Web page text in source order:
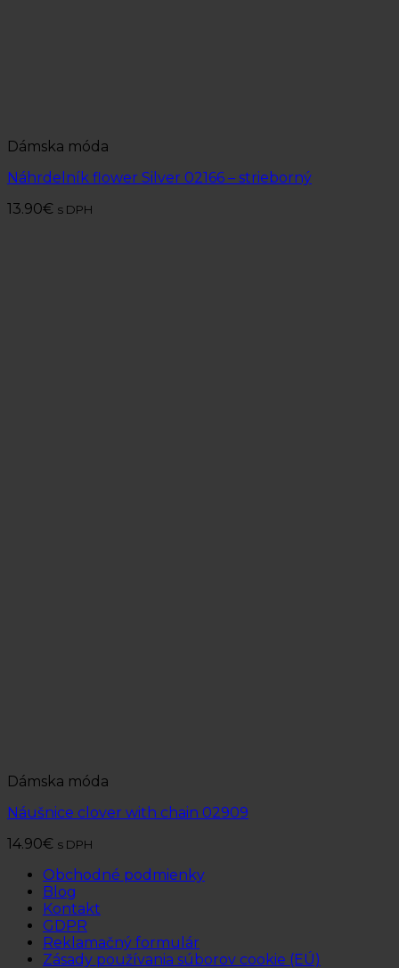
Dámska móda
Náhrdelník flower Silver 02166 – strieborný
13.90€ s DPH
Dámska móda
Náušnice clover with chain 02909
14.90€ s DPH
Obchodné podmienky
Blog
Kontakt
GDPR
Reklamačný formulár
Zásady používania súborov cookie (EÚ)